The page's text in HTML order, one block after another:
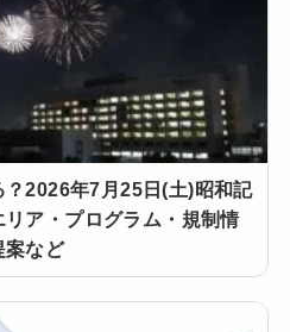
？2026年7月25日(土)昭和記
ア・プログラム・規制情
案など